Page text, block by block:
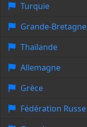
Turquie
Grande-Bretagne
Thaïlande
Allemagne
Grèce
Fédération Russe